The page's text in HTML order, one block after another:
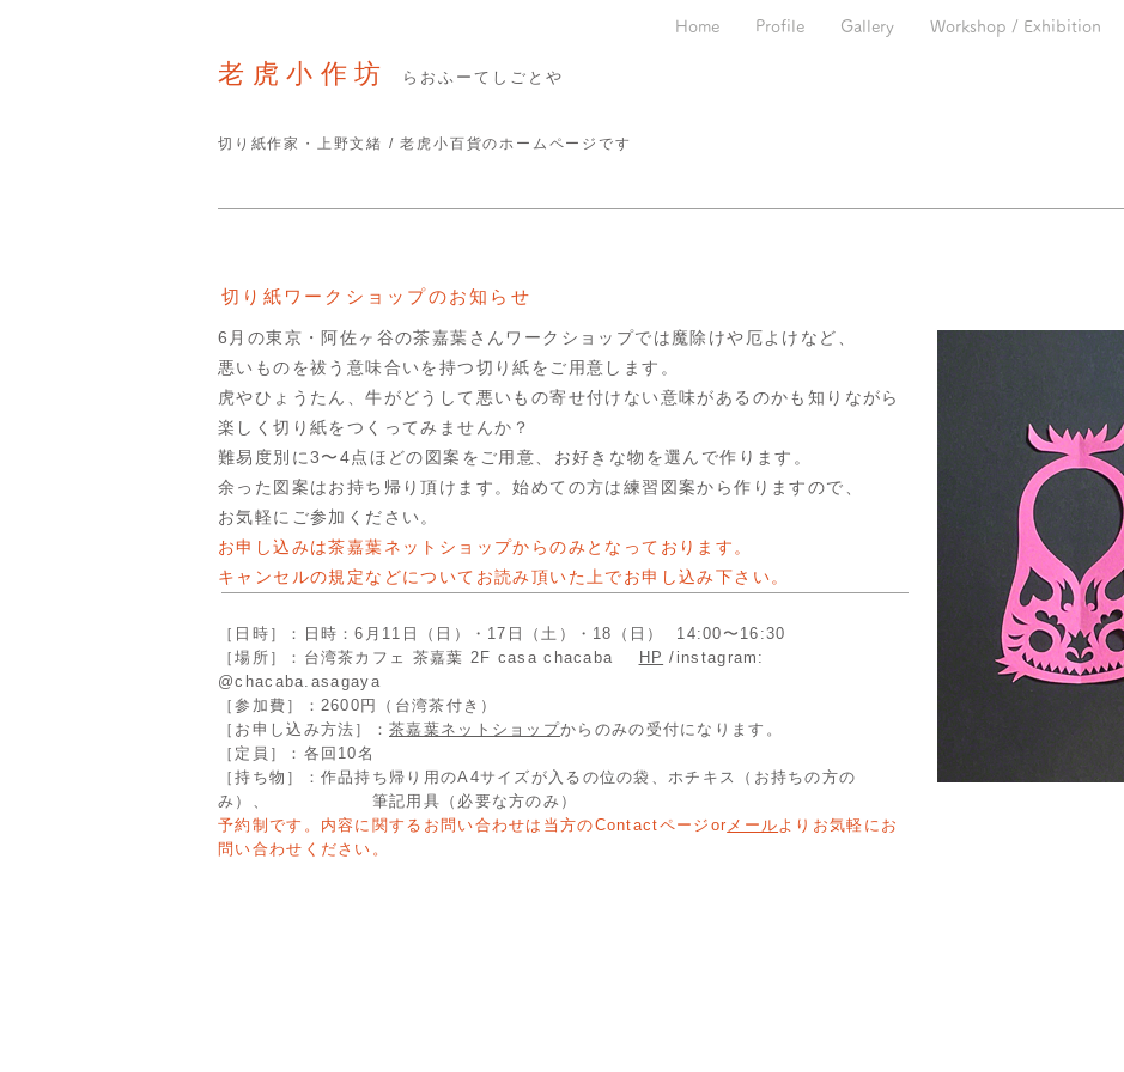
Home Profile Gallery Workshop / Exhibition
老虎小作坊 らおふーてしごとや
切り紙作家・上野文緒 / 老虎小百貨のホームページです
切り紙ワークショップのお知らせ
6月の東京・阿佐ヶ谷の茶嘉葉さんワークショップでは魔除けや厄よけなど、
悪いものを祓う意味合いを持つ切り紙をご用意します。
虎やひょうたん、牛がどうして悪いもの寄せ付けない意味があるのかも知りながら
楽しく切り紙をつくってみませんか？
難易度別に3〜4点ほどの図案をご用意、お好きな物を選んで作ります。
余った図案はお持ち帰り頂けます。始めての方は練習図案から作りますので、
お気軽にご参加ください。
お申し込みは茶嘉葉ネットショップからのみとなっております。
キャンセルの規定などについてお読み頂いた上でお申し込み下さい。
［日時］：日時：6月11日（日）・17日（土）・18（日） 14:00〜16:30
［場所］：台湾茶カフェ 茶嘉葉 2F casa chacaba
HP /instagram:
@chacaba.asagaya
［参加費］：2600円（台湾茶付き）
［お申し込み方法］： 茶嘉葉ネットショップからのみの受付になります。
［定員］：各回10名
［持ち物］：作品持ち帰り用のA4サイズが入るの位の袋、ホチキス（お持ちの方の
み）、
筆記用具（必要な方のみ）
予約制です。内容に関するお問い合わせは当方のContactページor メールよりお気軽にお
問い合わせください。